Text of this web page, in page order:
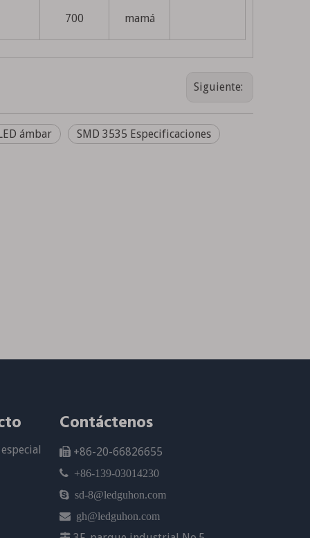
700 mamá
Siguiente:
ámbar SMD 3535 Especificaciones
Contáctenos
 +86-20-66826655
 +86-139-03014230
 sd-8@ledguhon.com
 gh@ledguhon.com